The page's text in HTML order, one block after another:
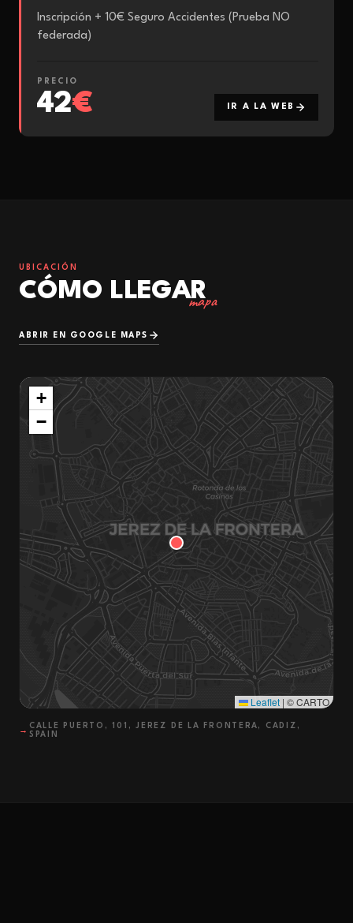
Inscripción + 10€ Seguro Accidentes (Prueba NO
federada)​
PRECIO
42€ IR A LA WEB
UBICACIÓN
CÓMO LLEGAR
mapa
ABRIR EN GOOGLE MAPS
+
−
Leaflet | © CARTO
→
CALLE PUERTO, 101, JEREZ DE LA FRONTERA, CADIZ,
SPAIN